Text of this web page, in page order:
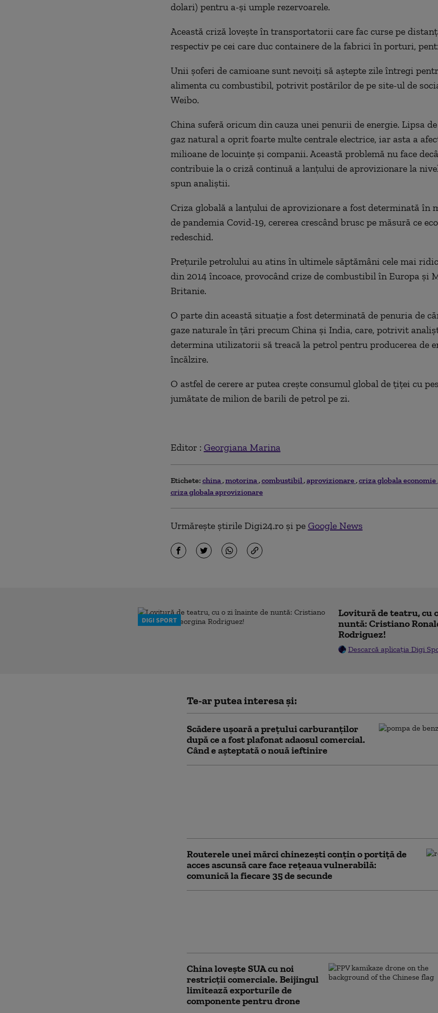
dolari) pentru a-și umple rezervoarele.
Această criză lovește în transportatorii care fac curse pe
respectiv pe cei care duc containere de la fabrici în porturi,
Unii șoferi de camioane sunt nevoiți să aștepte zile întregi
alimenta cu combustibil, potrivit postărilor de pe site-ul de
Weibo.
China suferă oricum din cauza unei penurii de energie. Lipsa
gaz natural a oprit foarte multe centrale electrice, iar asta a
milioane de locuințe și companii. Această problemă nu face
contribuie la o criză continuă a lanțului de aprovizionare la
spun analiștii.
Criza globală a lanțului de aprovizionare a fost determinată în
de pandemia Covid-19, cererea crescând brusc pe măsură ce
redeschid.
Prețurile petrolului au atins în ultimele săptămâni cele mai
din 2014 încoace, provocând crize de combustibil în Europa și
Britanie.
O parte din această situație a fost determinată de penuria de
gaze naturale în țări precum China și India, care, potrivit
determina utilizatorii să treacă la petrol pentru producerea de
încălzire.
O astfel de cerere ar putea crește consumul global de țiței cu
jumătate de milion de barili de petrol pe zi.
Editor : Georgiana Marina
Etichete: china motorina combustibil aprovizionare criza globala economie
criza globala aprovizionare
Urmărește știrile Digi24.ro și pe Google News
DIGI SPORT
Lovitură de teatru, cu
nuntă: Cristiano
Rodriguez!
Descarcă aplicația Digi
Te-ar putea interesa și:
Scădere ușoară a prețului carburanților
după ce a fost plafonat adaosul comercial.
Când e așteptată o nouă ieftinire
Routerele unei mărci chinezești conțin o portiță de
acces ascunsă care face rețeaua vulnerabilă:
comunică la fiecare 35 de secunde
China lovește SUA cu noi
restricții comerciale. Beijingul
limitează exporturile de
componente pentru drone